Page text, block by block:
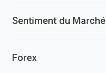
Sentiment du Marché
Forex